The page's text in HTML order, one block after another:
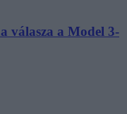
válasza a Model 3-